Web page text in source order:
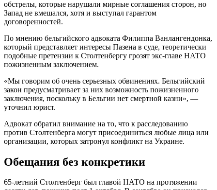
обстрелы, которые нарушали мирные соглашения сторон, но
Запад не вмешался, хотя и выступал гарантом
договоренностей.
По мнению бельгийского адвоката Филиппа Ванлангендонка,
который представляет интересы Пазена в суде, теоретически
подобные претензии к Столтенбергу грозят экс-главе НАТО
пожизненным заключением.
«Мы говорим об очень серьезных обвинениях. Бельгийский
закон предусматривает за них возможность пожизненного
заключения, поскольку в Бельгии нет смертной казни», —
уточнил юрист.
Адвокат обратил внимание на то, что к расследованию
против Столтенберга могут присоединиться любые лица или
организации, которых затронул конфликт на Украине.
Обещания без конкретики
65-летний Столтенберг был главой НАТО на протяжении